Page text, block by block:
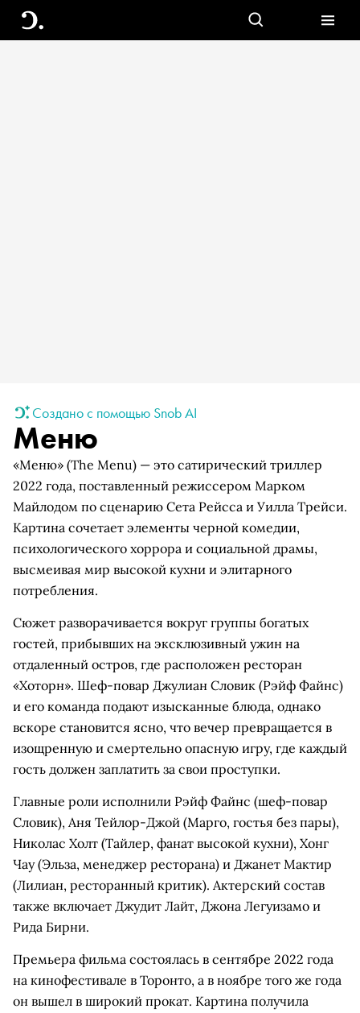
Создано с помощью Snob AI
Меню
«Меню» (The Menu) — это сатирический триллер
2022 года, поставленный режиссером Марком
Майлодом по сценарию Сета Рейсса и Уилла Трейси.
Картина сочетает элементы черной комедии,
психологического хоррора и социальной драмы,
высмеивая мир высокой кухни и элитарного
потребления.
Сюжет разворачивается вокруг группы богатых
гостей, прибывших на эксклюзивный ужин на
отдаленный остров, где расположен ресторан
«Хоторн». Шеф-повар Джулиан Словик (Рэйф Файнс)
и его команда подают изысканные блюда, однако
вскоре становится ясно, что вечер превращается в
изощренную и смертельно опасную игру, где каждый
гость должен заплатить за свои проступки.
Главные роли исполнили Рэйф Файнс (шеф-повар
Словик), Аня Тейлор-Джой (Марго, гостья без пары),
Николас Холт (Тайлер, фанат высокой кухни), Хонг
Чау (Эльза, менеджер ресторана) и Джанет Мактир
(Лилиан, ресторанный критик). Актерский состав
также включает Джудит Лайт, Джона Легуизамо и
Рида Бирни.
Премьера фильма состоялась в сентябре 2022 года
на кинофестивале в Торонто, а в ноябре того же года
он вышел в широкий прокат. Картина получила